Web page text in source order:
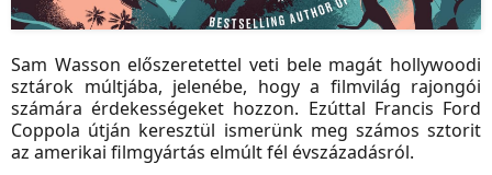
Sam Wasson előszeretettel veti bele magát hollywoodi
sztárok múltjába, jelenébe, hogy a filmvilág rajongói
számára érdekességeket hozzon. Ezúttal Francis Ford
Coppola útján keresztül ismerünk meg számos sztorit
az amerikai filmgyártás elmúlt fél évszázadásról.